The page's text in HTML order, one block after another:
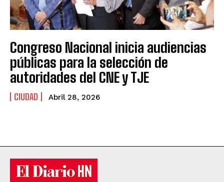
Congreso Nacional inicia audiencias
públicas para la selección de
autoridades del CNE y TJE
CIUDAD Abril 28, 2026